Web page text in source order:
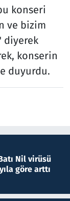
konseri
ve bizim
diyerek
konserin
duyurdu.
Nil virüsü
göre arttı